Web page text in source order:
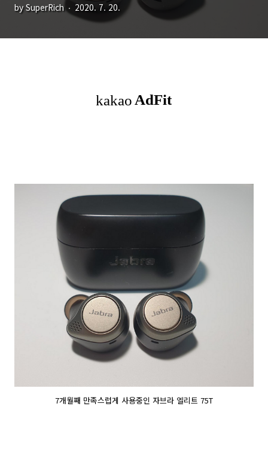
by SuperRich 2020. 7. 20.
7개월째 만족스럽게 사용중인 자브라 엘리트 75T